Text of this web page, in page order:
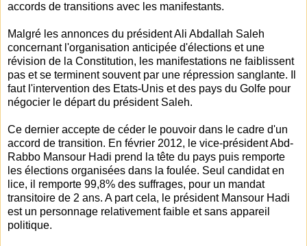
accords de transitions avec les manifestants.
Malgré les annonces du président Ali Abdallah Saleh
concernant l'organisation anticipée d'élections et une
révision de la Constitution, les manifestations ne faiblissent
pas et se terminent souvent par une répression sanglante. Il
faut l'intervention des Etats-Unis et des pays du Golfe pour
négocier le départ du président Saleh.
Ce dernier accepte de céder le pouvoir dans le cadre d'un
accord de transition. En février 2012, le vice-président Abd-
Rabbo Mansour Hadi prend la tête du pays puis remporte
les élections organisées dans la foulée. Seul candidat en
lice, il remporte 99,8% des suffrages, pour un mandat
transitoire de 2 ans. A part cela, le président Mansour Hadi
est un personnage relativement faible et sans appareil
politique.